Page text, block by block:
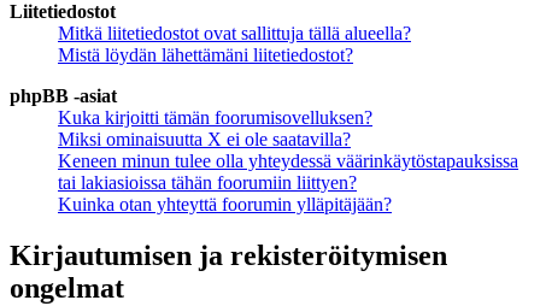
Liitetiedostot
Mitkä liitetiedostot ovat sallittuja tällä alueella?
Mistä löydän lähettämäni liitetiedostot?
phpBB -asiat
Kuka kirjoitti tämän foorumisovelluksen?
Miksi ominaisuutta X ei ole saatavilla?
Keneen minun tulee olla yhteydessä väärinkäytöstapauksissa
tai lakiasioissa tähän foorumiin liittyen?
Kuinka otan yhteyttä foorumin ylläpitäjään?
Kirjautumisen ja rekisteröitymisen
ongelmat